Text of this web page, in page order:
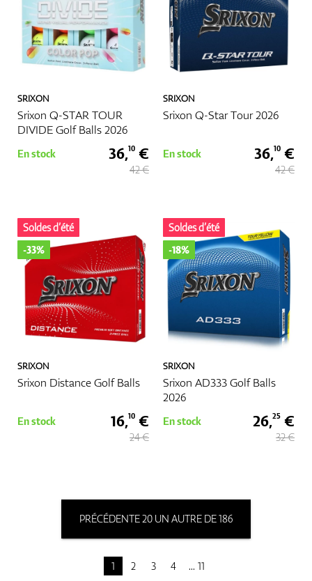
SRIXON
Srixon Q-STAR TOUR
DIVIDE Golf Balls 2026
En stock 36,10 €
42 €
SRIXON
Srixon Q-Star Tour 2026
En stock 36,10 €
42 €
SRIXON
Srixon Distance Golf Balls
Soldes d’été
-33%
En stock 16,10 €
24 €
SRIXON
Srixon AD333 Golf Balls
2026
Soldes d’été
-18%
En stock 26,25 €
32 €
PRÉCÉDENTE 20 UN AUTRE DE 186
1 2 3 4 11